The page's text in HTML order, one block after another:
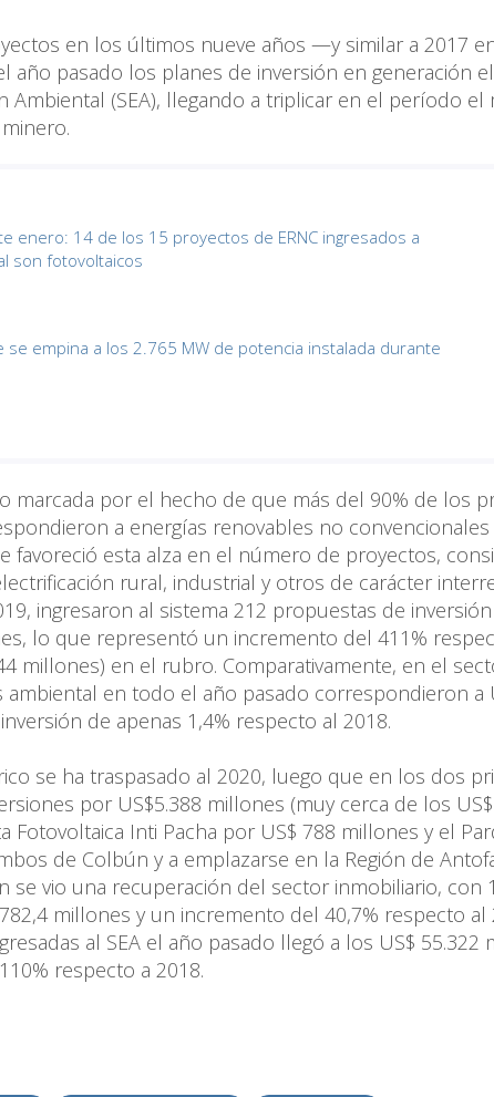
en los últimos nueve años —y similar a 2017
pasado los planes de inversión en generación
Ambiental (SEA), llegando a triplicar en el período
enero: 14 de los 15 proyectos de ERNC ingresados a
son fotovoltaicos
se empina a los 2.765 MW de potencia instalada durante
marcada por el hecho de que más del 90% de los
a energías renovables no convencionales
favoreció esta alza en el número de proyectos,
rural, industrial y otros de carácter
ingresaron al sistema 212 propuestas de
lo que representó un incremento del 411%
millones) en el rubro. Comparativamente, en el
ambiental en todo el año pasado correspondieron a
de apenas 1,4% respecto al 2018.
se ha traspasado al 2020, luego que en los dos
por US$5.388 millones (muy cerca de los
Fotovoltaica Inti Pacha por US$ 788 millones y el
de Colbún y a emplazarse en la Región de
se vio una recuperación del sector inmobiliario, con
millones y un incremento del 40,7% respecto al
al SEA el año pasado llegó a los US$ 55.322
respecto a 2018.